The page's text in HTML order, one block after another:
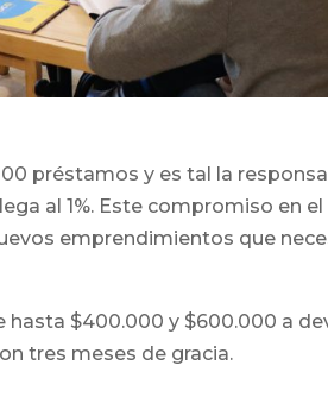
préstamos y es tal la
al 1%. Este compromiso en
emprendimientos que
$400.000 y $600.000 a
tres meses de gracia.